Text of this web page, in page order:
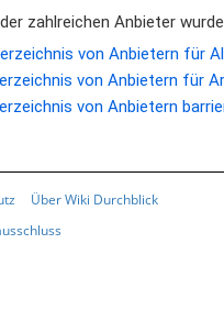
zahlreichen Anbieter
von Anbietern für
von Anbietern für
von Anbietern
Über Wiki Durchblick